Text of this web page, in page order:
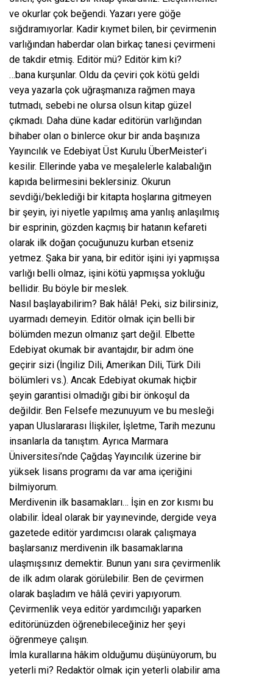
ve okurlar çok beğendi. Yazarı yere göğe
sığdıramıyorlar. Kadir kıymet bilen, bir çevirmenin
varlığından haberdar olan birkaç tanesi çevirmeni
de takdir etmiş. Editör mü? Editör kim ki?
…bana kurşunlar. Oldu da çeviri çok kötü geldi
veya yazarla çok uğraşmanıza rağmen maya
tutmadı, sebebi ne olursa olsun kitap güzel
çıkmadı. Daha düne kadar editörün varlığından
bihaber olan o binlerce okur bir anda başınıza
Yayıncılık ve Edebiyat Üst Kurulu ÜberMeister’i
kesilir. Ellerinde yaba ve meşalelerle kalabalığın
kapıda belirmesini beklersiniz. Okurun
sevdiği/beklediği bir kitapta hoşlarına gitmeyen
bir şeyin, iyi niyetle yapılmış ama yanlış anlaşılmış
bir esprinin, gözden kaçmış bir hatanın kefareti
olarak ilk doğan çocuğunuzu kurban etseniz
yetmez. Şaka bir yana, bir editör işini iyi yapmışsa
varlığı belli olmaz, işini kötü yapmışsa yokluğu
bellidir. Bu böyle bir meslek.
Nasıl başlayabilirim? Bak hâlâ! Peki, siz bilirsiniz,
uyarmadı demeyin. Editör olmak için belli bir
bölümden mezun olmanız şart değil. Elbette
Edebiyat okumak bir avantajdır, bir adım öne
geçirir sizi (İngiliz Dili, Amerikan Dili, Türk Dili
bölümleri vs.). Ancak Edebiyat okumak hiçbir
şeyin garantisi olmadığı gibi bir önkoşul da
değildir. Ben Felsefe mezunuyum ve bu mesleği
yapan Uluslararası İlişkiler, İşletme, Tarih mezunu
insanlarla da tanıştım. Ayrıca Marmara
Üniversitesi’nde Çağdaş Yayıncılık üzerine bir
yüksek lisans programı da var ama içeriğini
bilmiyorum.
Merdivenin ilk basamakları… İşin en zor kısmı bu
olabilir. İdeal olarak bir yayınevinde, dergide veya
gazetede editör yardımcısı olarak çalışmaya
başlarsanız merdivenin ilk basamaklarına
ulaşmışsınız demektir. Bunun yanı sıra çevirmenlik
de ilk adım olarak görülebilir. Ben de çevirmen
olarak başladım ve hâlâ çeviri yapıyorum.
Çevirmenlik veya editör yardımcılığı yaparken
editörünüzden öğrenebileceğiniz her şeyi
öğrenmeye çalışın.
İmla kurallarına hâkim olduğumu düşünüyorum, bu
yeterli mi? Redaktör olmak için yeterli olabilir ama